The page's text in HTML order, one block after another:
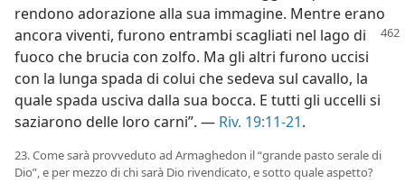
rendono adorazione alla sua immagine. Mentre erano
ancora viventi, furono entrambi scagliati nel lago di
fuoco che brucia con zolfo. Ma gli altri furono uccisi
con la lunga spada di colui che sedeva sul cavallo, la
quale spada usciva dalla sua bocca. E tutti gli uccelli si
saziarono delle loro carni”. — Riv. 19:11-21.
23. Come sarà provveduto ad Armaghedon il “grande pasto serale di
Dio”, e per mezzo di chi sarà Dio rivendicato, e sotto quale aspetto?